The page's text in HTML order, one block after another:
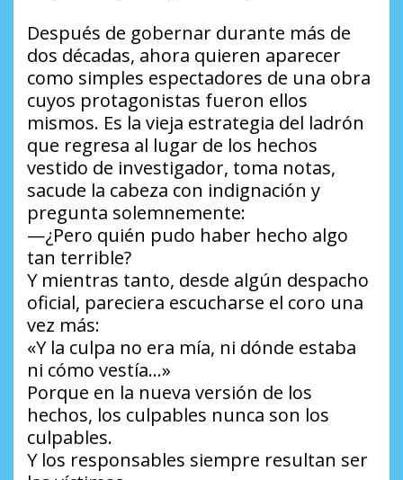
Después de gobernar durante más de
dos décadas, ahora quieren aparecer
como simples espectadores de una obra
cuyos protagonistas fueron ellos
mismos. Es la vieja estrategia del ladrón
que regresa al lugar de los hechos
vestido de investigador, toma notas,
sacude la cabeza con indignación y
pregunta solemnemente:
—¿Pero quién pudo haber hecho algo
tan terrible?
Y mientras tanto, desde algún despacho
oficial, pareciera escucharse el coro una
vez más:
«Y la culpa no era mía, ni dónde estaba
ni cómo vestía…»
Porque en la nueva versión de los
hechos, los culpables nunca son los
culpables.
Y los responsables siempre resultan ser